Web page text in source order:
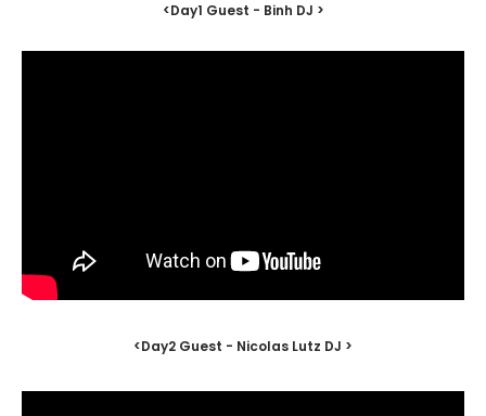
<Day1 Guest - Binh DJ >
<Day2 Guest - Nicolas Lutz DJ >